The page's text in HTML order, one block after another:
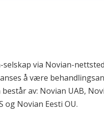
via Novian-
å være
av: Novian UAB,
og Novian Eesti OU.